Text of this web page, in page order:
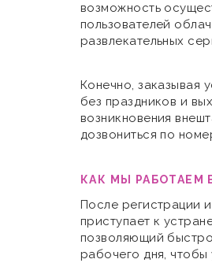
возможность
пользователей
развлекательных
Конечно, заказывая
без праздников и
возникновения
дозвониться по
КАК МЫ РАБОТАЕМ
После регистрации
приступает к
позволяющий
рабочего дня,